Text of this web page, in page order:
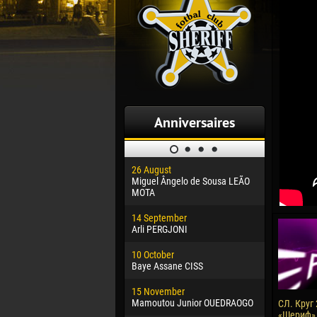
Anniversaires
26 August
Miguel Ângelo de Sousa LEÃO
MOTA
14 September
Arli PERGJONI
10 October
Baye Assane CISS
15 November
Mamoutou Junior OUEDRAOGO
Dhoraso
24 February
Vladislav
Veaceslav
09 March
Emmanuel
СЛ. Круг